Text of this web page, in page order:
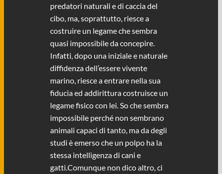
predatori naturali e di caccia del
cibo, ma, soprattutto, riesce a
costruire un legame che sembra
quasi impossibile da concepire.
Infatti, dopo una iniziale e naturale
diffidenza dell’essere vivente
marino, riesce a entrare nella sua
fiducia ed addirittura costruisce un
legame fisico con lei. So che sembra
impossibile perché non sembrano
animali capaci di tanto, ma da degli
studi è emerso che un polpo ha la
stessa intelligenza di cani e
gatti.Comunque non dico altro, ci